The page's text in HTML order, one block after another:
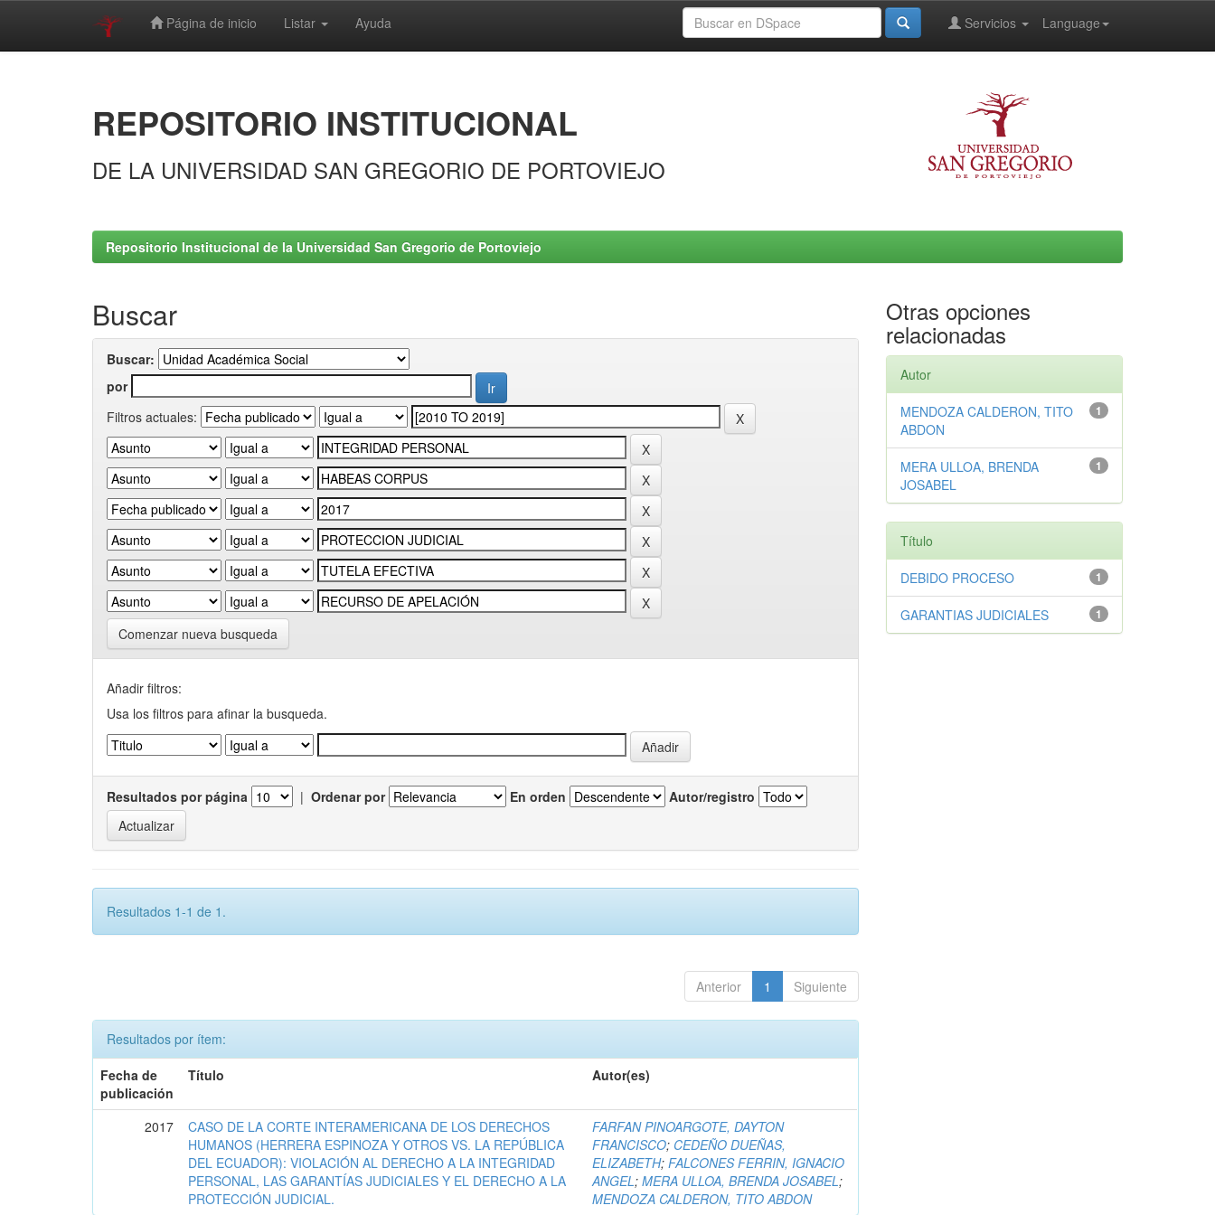
Página de inicio Listar Ayuda Language
Servicios
REPOSITORIO INSTITUCIONAL
DE LA UNIVERSIDAD SAN GREGORIO DE PORTOVIEJO
Repositorio Institucional de la Universidad San Gregorio de Portoviejo
Buscar
Buscar:
por
Filtros actuales:
Comenzar nueva busqueda
Añadir filtros:
Usa los filtros para afinar la busqueda.
Resultados por página | Ordenar por En orden Autor/registro
Resultados 1-1 de 1.
Anterior 1 Siguiente
Resultados por ítem:
Fecha de
publicación
Título Autor(es)
2017
CASO DE LA CORTE INTERAMERICANA DE LOS DERECHOS
HUMANOS (HERRERA ESPINOZA Y OTROS VS. LA REPÚBLICA
DEL ECUADOR): VIOLACIÓN AL DERECHO A LA INTEGRIDAD
PERSONAL, LAS GARANTÍAS JUDICIALES Y EL DERECHO A LA
PROTECCIÓN JUDICIAL.
FARFAN PINOARGOTE, DAYTON
FRANCISCO; CEDEÑO DUEÑAS,
ELIZABETH;FALCONES FERRIN, IGNACIO
ANGEL;MERA ULLOA, BRENDA JOSABEL;
MENDOZA CALDERON, TITO ABDON
Otras opciones
relacionadas
Autor
1
MENDOZA CALDERON, TITO
ABDON
1
MERA ULLOA, BRENDA
JOSABEL
Título
1
DEBIDO PROCESO
1
GARANTIAS JUDICIALES